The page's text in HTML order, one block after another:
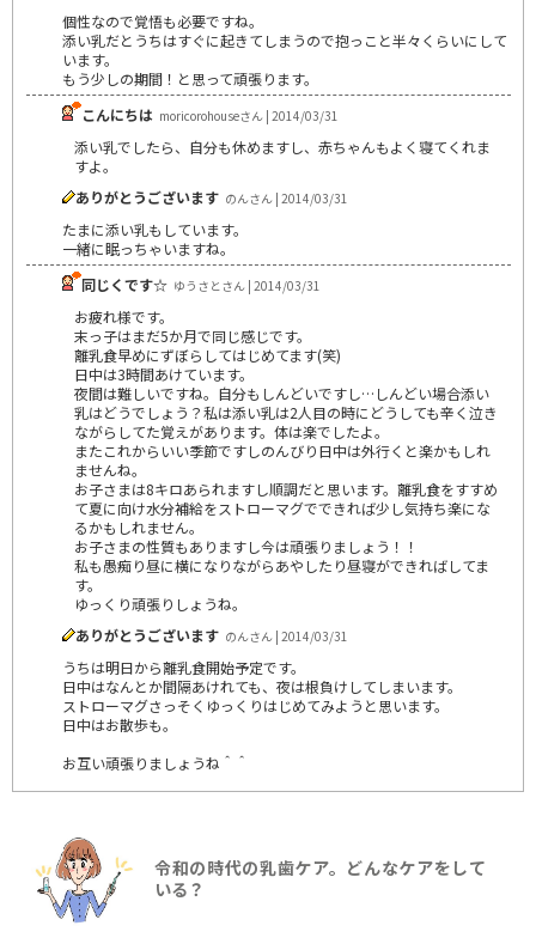
個性なので覚悟も必要ですね。
添い乳だとうちはすぐに起きてしまうので抱っこと半々くらいにして
います。
もう少しの期間！と思って頑張ります。
こんにちは moricorohouseさん | 2014/03/31
添い乳でしたら、自分も休めますし、赤ちゃんもよく寝てくれま
すよ。
ありがとうございます のんさん | 2014/03/31
たまに添い乳もしています。
一緒に眠っちゃいますね。
同じくです☆ ゆうさとさん | 2014/03/31
お疲れ様です。
末っ子はまだ5か月で同じ感じです。
離乳食早めにずぼらしてはじめてます(笑)
日中は3時間あけています。
夜間は難しいですね。自分もしんどいですし…しんどい場合添い
乳はどうでしょう？私は添い乳は2人目の時にどうしても辛く泣き
ながらしてた覚えがあります。体は楽でしたよ。
またこれからいい季節ですしのんびり日中は外行くと楽かもしれ
ませんね。
お子さまは8キロあられますし順調だと思います。離乳食をすすめ
て夏に向け水分補給をストローマグでできれば少し気持ち楽にな
るかもしれません。
お子さまの性質もありますし今は頑張りましょう！！
私も愚痴り昼に横になりながらあやしたり昼寝ができればしてま
す。
ゆっくり頑張りしょうね。
ありがとうございます のんさん | 2014/03/31
うちは明日から離乳食開始予定です。
日中はなんとか間隔あけれても、夜は根負けしてしまいます。
ストローマグさっそくゆっくりはじめてみようと思います。
日中はお散歩も。
お互い頑張りましょうね＾＾
令和の時代の乳歯ケア。どんなケアをして
いる？